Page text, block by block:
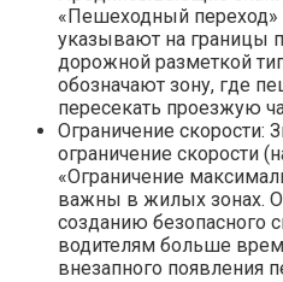
«Пешеходный переход»
указывают на границы
дорожной разметкой
обозначают зону, где
пересекать проезжую
Ограничение скорости:
ограничение скорости
«Ограничение
важны в жилых зонах.
созданию безопасного
водителям больше
внезапного появления